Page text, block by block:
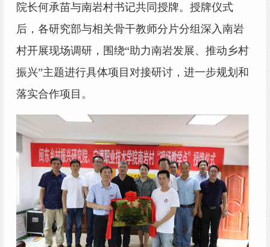
院长何承苗与南岩村书记共同授牌。授牌仪式
后，各研究部与相关骨干教师分片分组深入南岩
村开展现场调研，围绕“助力南岩发展、推动乡村
振兴”主题进行具体项目对接研讨，进一步规划和
落实合作项目。